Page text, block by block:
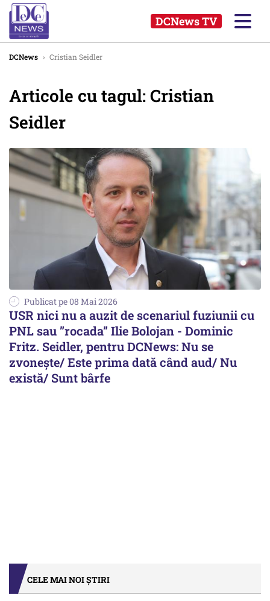
DCNews TV
DCNews › Cristian Seidler
Articole cu tagul: Cristian
Seidler
Publicat pe 08 Mai 2026
USR nici nu a auzit de scenariul fuziunii cu
PNL sau ”rocada” Ilie Bolojan - Dominic
Fritz. Seidler, pentru DCNews: Nu se
zvonește/ Este prima dată când aud/ Nu
există/ Sunt bârfe
CELE MAI NOI ȘTIRI